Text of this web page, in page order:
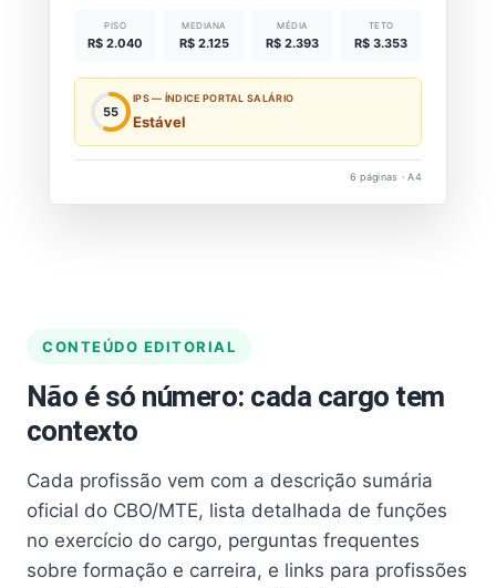
PISO
R$ 2.040
MEDIANA
R$ 2.125
MÉDIA
R$ 2.393
TETO
R$ 3.353
55
IPS — ÍNDICE PORTAL SALÁRIO
Estável
6 páginas · A4
CONTEÚDO EDITORIAL
Não é só número: cada cargo tem
contexto
Cada profissão vem com a descrição sumária
oficial do CBO/MTE, lista detalhada de funções
no exercício do cargo, perguntas frequentes
sobre formação e carreira, e links para profissões